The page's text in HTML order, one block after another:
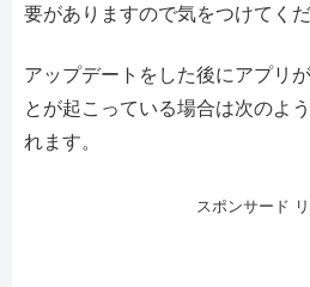
要がありますので気をつけてくだ
アップデートをした後にアプリ
とが起こっている場合は次のよ
れます。
スポンサード